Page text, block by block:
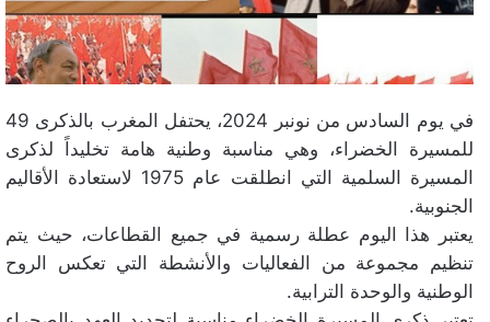
في يوم السادس من نونبر 2024، يحتفل المغرب بالذكرى 49
للمسيرة الخضراء، وهي مناسبة وطنية هامة تخليداً لذكرى
المسيرة السلمية التي انطلقت عام 1975 لاستعادة الأقاليم
الجنوبية.
يعتبر هذا اليوم عطلة رسمية في جميع القطاعات، حيث يتم
تنظيم مجموعة من الفعاليات والأنشطة التي تعكس الروح
الوطنية والوحدة الترابية.